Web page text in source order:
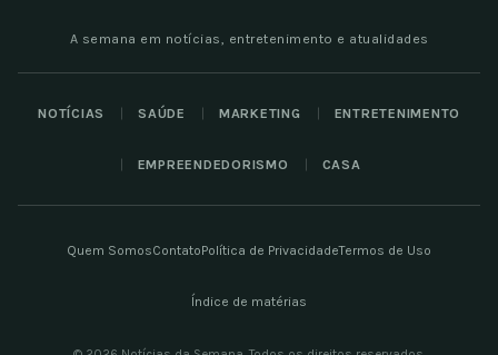
A semana em notícias, entretenimento e atualidades
NOTÍCIAS SAÚDE MARKETING ENTRETENIMENTO
EMPREENDEDORISMO CASA
Quem SomosContatoPolítica de PrivacidadeTermos de Uso
Índice de matérias